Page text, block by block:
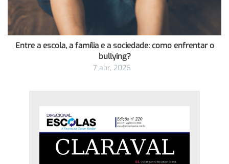
Entre a escola, a família e a sociedade: como enfrentar o
bullying?
7 abr, 2026